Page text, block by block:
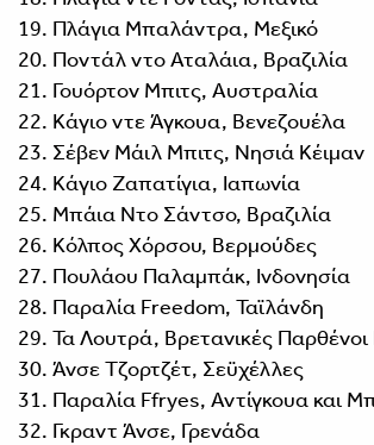
Πλάγια Μπαλάντρα, Μεξικό
Ποντάλ ντο Αταλάια, Βραζιλία
Γουόρτον Μπιτς, Αυστραλία
Κάγιο ντε Άγκουα, Βενεζουέλα
Σέβεν Μάιλ Μπιτς, Νησιά Κέιμαν
Κάγιο Ζαπατίγια, Ιαπωνία
Μπάια Ντο Σάντσο, Βραζιλία
Κόλπος Χόρσου, Βερμούδες
Πουλάου Παλαμπάκ, Ινδονησία
Παραλία Freedom, Ταϊλάνδη
Τα Λουτρά, Βρετανικές
Άνσε Τζορτζέτ, Σεϋχέλλες
Παραλία Ffryes, Αντίγκουα και
Γκραντ Άνσε, Γρενάδα